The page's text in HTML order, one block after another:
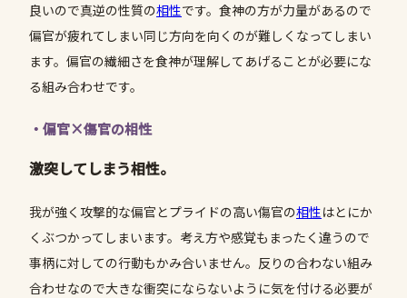
良いので真逆の性質の相性です。食神の方が力量があるので
偏官が疲れてしまい同じ方向を向くのが難しくなってしまい
ます。偏官の繊細さを食神が理解してあげることが必要にな
る組み合わせです。
・偏官×傷官の相性
激突してしまう相性。
我が強く攻撃的な偏官とプライドの高い傷官の相性はとにか
くぶつかってしまいます。考え方や感覚もまったく違うので
事柄に対しての行動もかみ合いません。反りの合わない組み
合わせなので大きな衝突にならないように気を付ける必要が